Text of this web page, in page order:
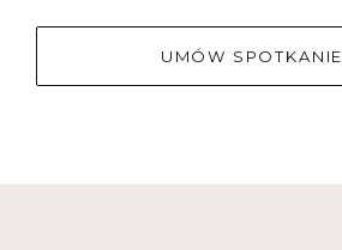
UMÓW SPOTKANIE